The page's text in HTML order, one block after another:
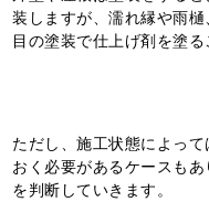
装しますが、濡れ縁や雨
目の塗装で仕上げ剤を塗る
ただし、施工状態によっ
おく必要があるケースも
を判断していきます。